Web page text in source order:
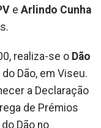
e Arlindo Cunha
realiza-se o Dão
Dão, em Viseu.
a Declaração
de Prémios
Dão no